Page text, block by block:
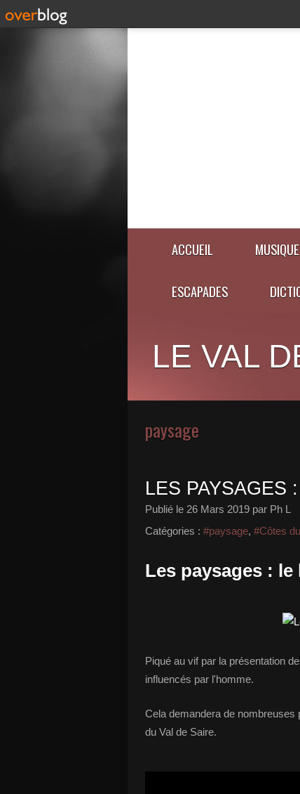
ACCUEIL MUSIQUE
ESCAPADES
LE VAL
paysage
LES PAYSAGES
Publié le 26 Mars 2019 par Ph L
Catégories : #paysage, #Côtes
Les paysages :
Piqué au vif par la présentation
influencés par l'homme.
Cela demandera de nombreuses
du Val de Saire.